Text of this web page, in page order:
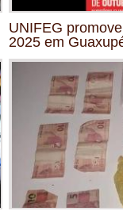
UNIFEG
2025 em